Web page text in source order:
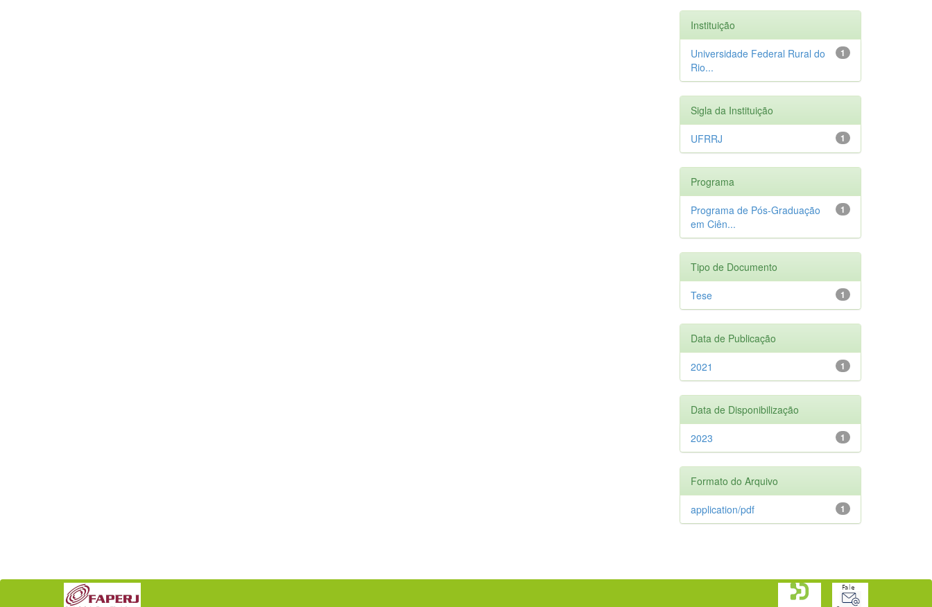
Instituição
1
Universidade Federal Rural do
Rio...
Sigla da Instituição
1
UFRRJ
Programa
1
Programa de Pós-Graduação
em Ciên...
Tipo de Documento
1
Tese
Data de Publicação
1
2021
Data de Disponibilização
1
2023
Formato do Arquivo
1
application/pdf